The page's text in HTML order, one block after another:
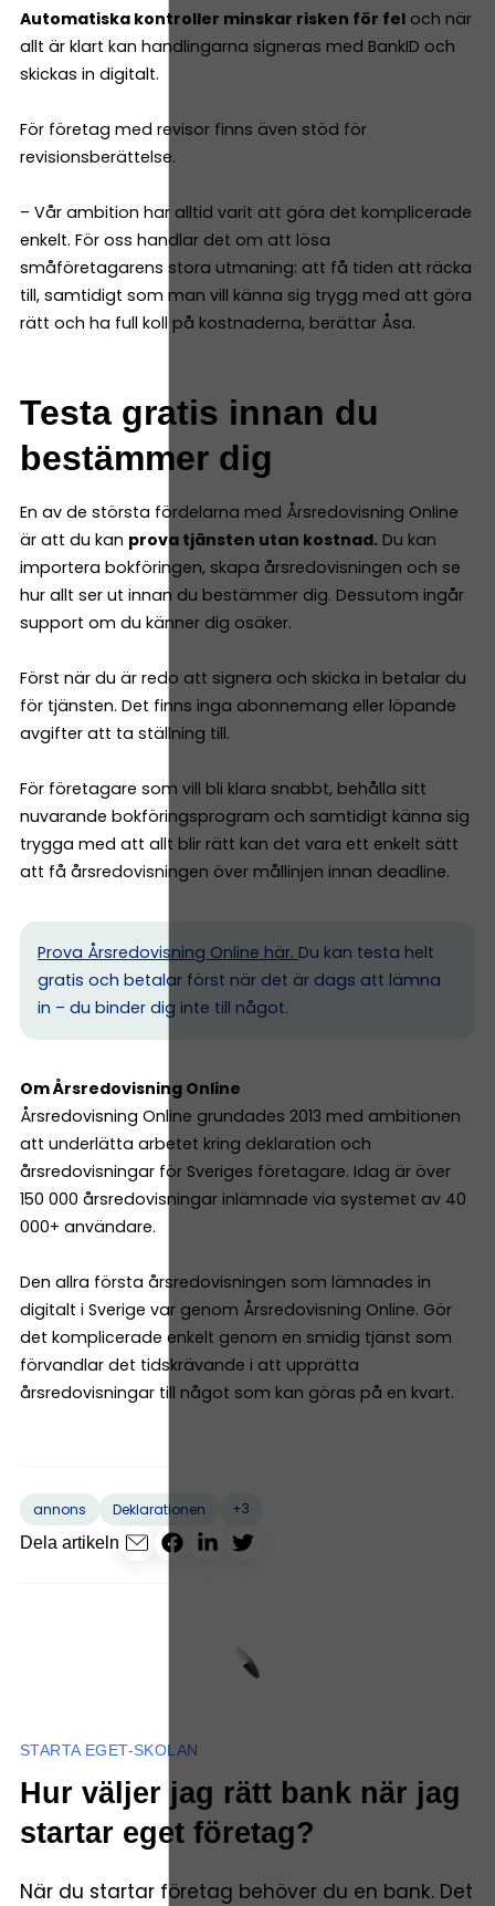
Automatiska kontroller minskar risken för fel och när
allt är klart kan handlingarna signeras med BankID och
skickas in digitalt.
För företag med revisor finns även stöd för
revisionsberättelse.
– Vår ambition har alltid varit att göra det komplicerade
enkelt. För oss handlar det om att lösa
småföretagarens stora utmaning: att få tiden att räcka
till, samtidigt som man vill känna sig trygg med att göra
rätt och ha full koll på kostnaderna, berättar Åsa.
Testa gratis innan du
bestämmer dig
En av de största fördelarna med Årsredovisning Online
är att du kan prova tjänsten utan kostnad. Du kan
importera bokföringen, skapa årsredovisningen och se
hur allt ser ut innan du bestämmer dig. Dessutom ingår
support om du känner dig osäker.
Först när du är redo att signera och skicka in betalar du
för tjänsten. Det finns inga abonnemang eller löpande
avgifter att ta ställning till.
För företagare som vill bli klara snabbt, behålla sitt
nuvarande bokföringsprogram och samtidigt känna sig
trygga med att allt blir rätt kan det vara ett enkelt sätt
att få årsredovisningen över mållinjen innan deadline.
Prova Årsredovisning Online här. Du kan testa helt
gratis och betalar först när det är dags att lämna
in – du binder dig inte till något.
Om Årsredovisning Online
Årsredovisning Online grundades 2013 med ambitionen
att underlätta arbetet kring deklaration och
årsredovisningar för Sveriges företagare. Idag är över
150 000 årsredovisningar inlämnade via systemet av 40
000+ användare.
Den allra första årsredovisningen som lämnades in
digitalt i Sverige var genom Årsredovisning Online. Gör
det komplicerade enkelt genom en smidig tjänst som
förvandlar det tidskrävande i att upprätta
årsredovisningar till något som kan göras på en kvart.
annons Deklarationen
+3
Dela artikeln
STARTA EGET-SKOLAN
Hur väljer jag rätt bank när jag
startar eget företag?
När du startar företag behöver du en bank. Det